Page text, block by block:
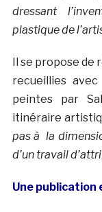
dressant
plastique de
Il se propose de
recueillies
peintes par
itinéraire
pas à la
d’un travail
Une publication